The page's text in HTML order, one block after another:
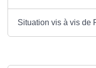
Situation vis à vis de